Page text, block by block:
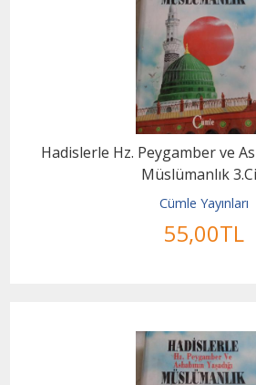
Hadislerle Hz. Peygamber ve
Müslümanlık
Cümle Yayınları
55,00TL